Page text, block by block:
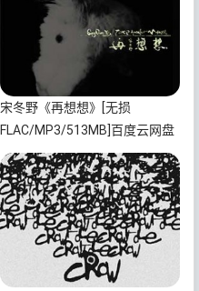
宋冬野《再想想》[无损
FLAC/MP3/513MB]百度云网盘
下载